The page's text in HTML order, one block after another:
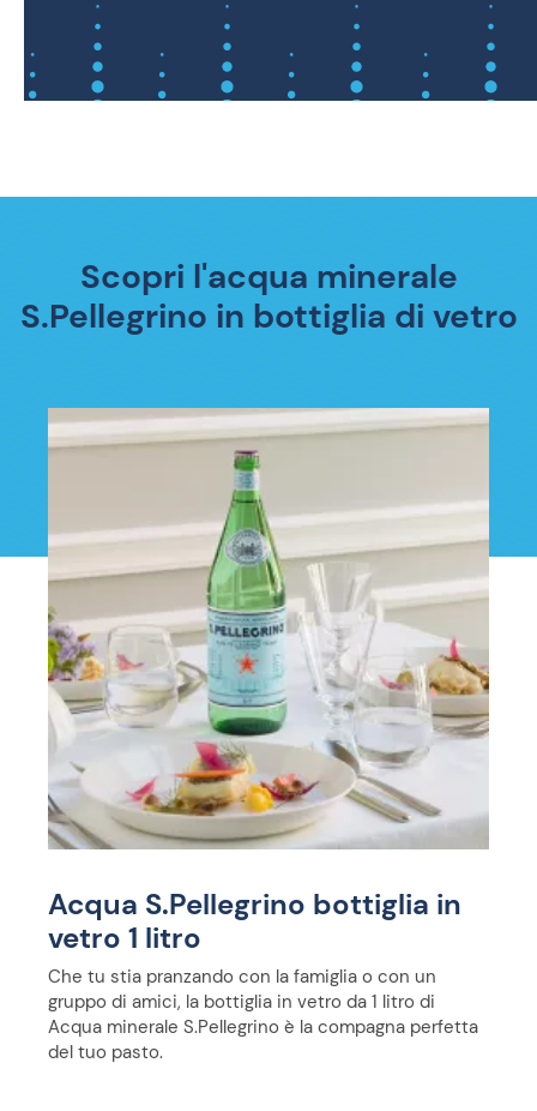
Scopri l'acqua minerale
S.Pellegrino in bottiglia di vetro
Acqua S.Pellegrino bottiglia in
vetro 1 litro
Che tu stia pranzando con la famiglia o con un
gruppo di amici, la bottiglia in vetro da 1 litro di
Acqua minerale S.Pellegrino è la compagna perfetta
del tuo pasto.